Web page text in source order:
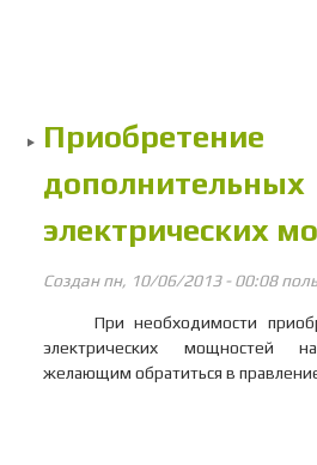
Приобретение
дополнительных
электрических
Создан пн, 10/06/2013 - 00:08
При необходимости
электрических мощностей
желающим обратиться в